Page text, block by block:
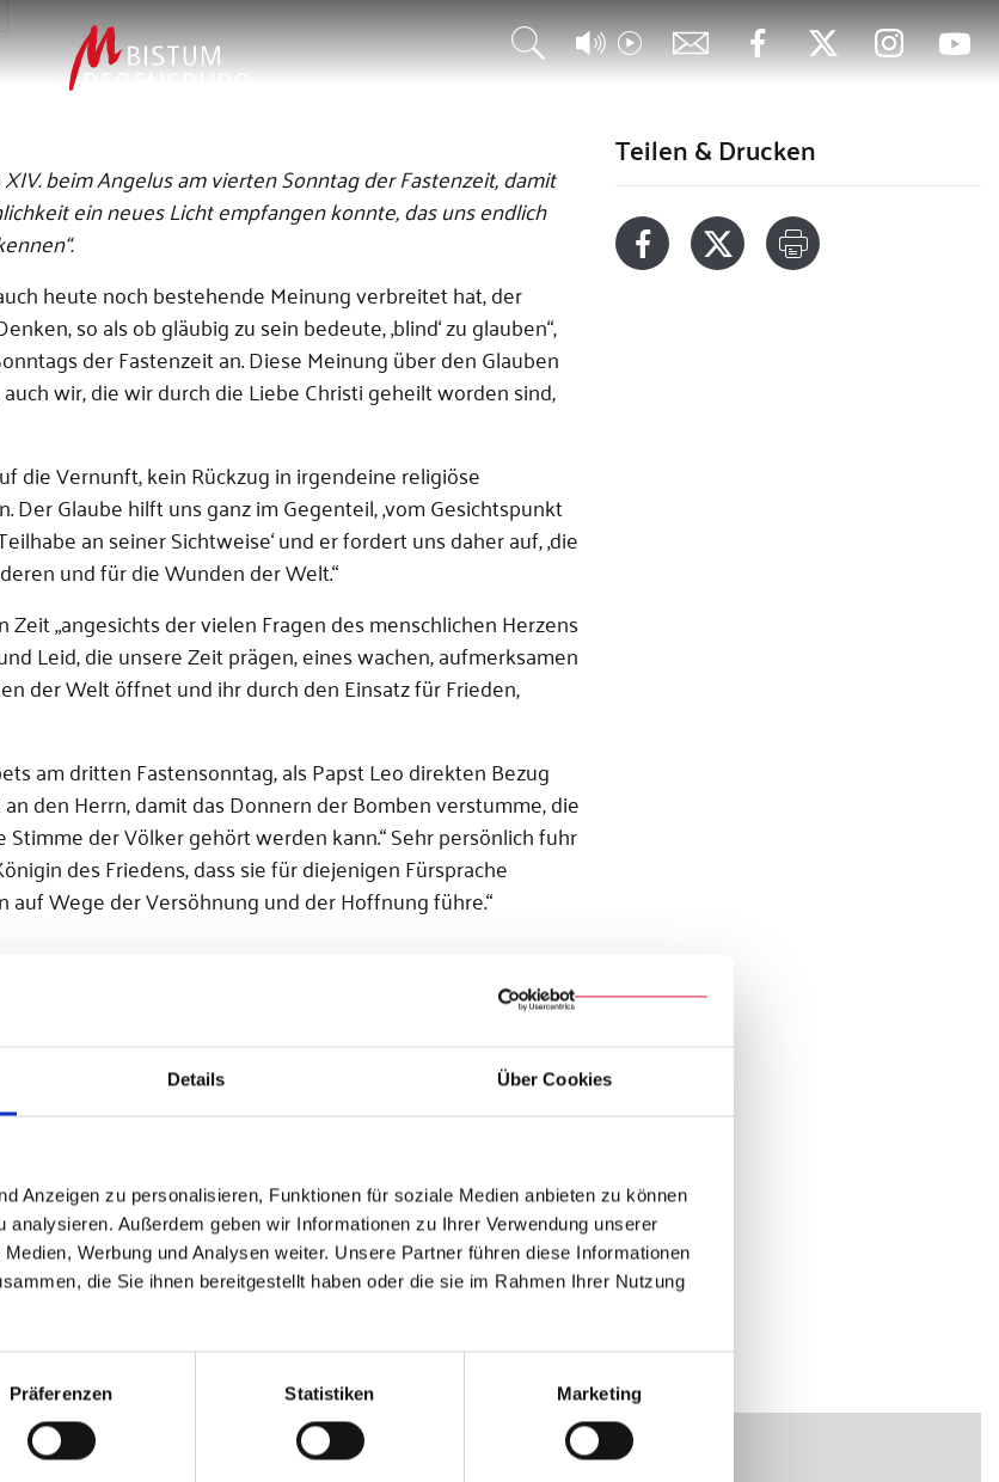
Details Über Cookies
Anzeigen zu personalisieren, Funktionen für soziale Medien anbieten zu können
analysieren. Außerdem geben wir Informationen zu Ihrer Verwendung unserer
Werbung und Analysen weiter. Unsere Partner führen diese Informationen
die Sie ihnen bereitgestellt haben oder die sie im Rahmen Ihrer Nutzung
Präferenzen Statistiken Marketing
beim Angelus am vierten Sonntag der Fastenzeit, damit
ein neues Licht empfangen konnte, das uns endlich
heute noch bestehende Meinung verbreitet hat, der
so als ob gläubig zu sein bedeute, ‚blind‘ zu glauben“,
der Fastenzeit an. Diese Meinung über den Glauben
wir, die wir durch die Liebe Christi geheilt worden sind,
die Vernunft, kein Rückzug in irgendeine religiöse
Glaube hilft uns ganz im Gegenteil, ‚vom Gesichtspunkt
an seiner Sichtweise‘ und er fordert uns daher auf, ‚die
und für die Wunden der Welt.“
„angesichts der vielen Fragen des menschlichen Herzens
Leid, die unsere Zeit prägen, eines wachen, aufmerksamen
der Welt öffnet und ihr durch den Einsatz für Frieden,
am dritten Fastensonntag, als Papst Leo direkten Bezug
den Herrn, damit das Donnern der Bomben verstumme, die
der Völker gehört werden kann.“ Sehr persönlich fuhr
des Friedens, dass sie für diejenigen Fürsprache
Wege der Versöhnung und der Hoffnung führe.“
Teilen & Drucken